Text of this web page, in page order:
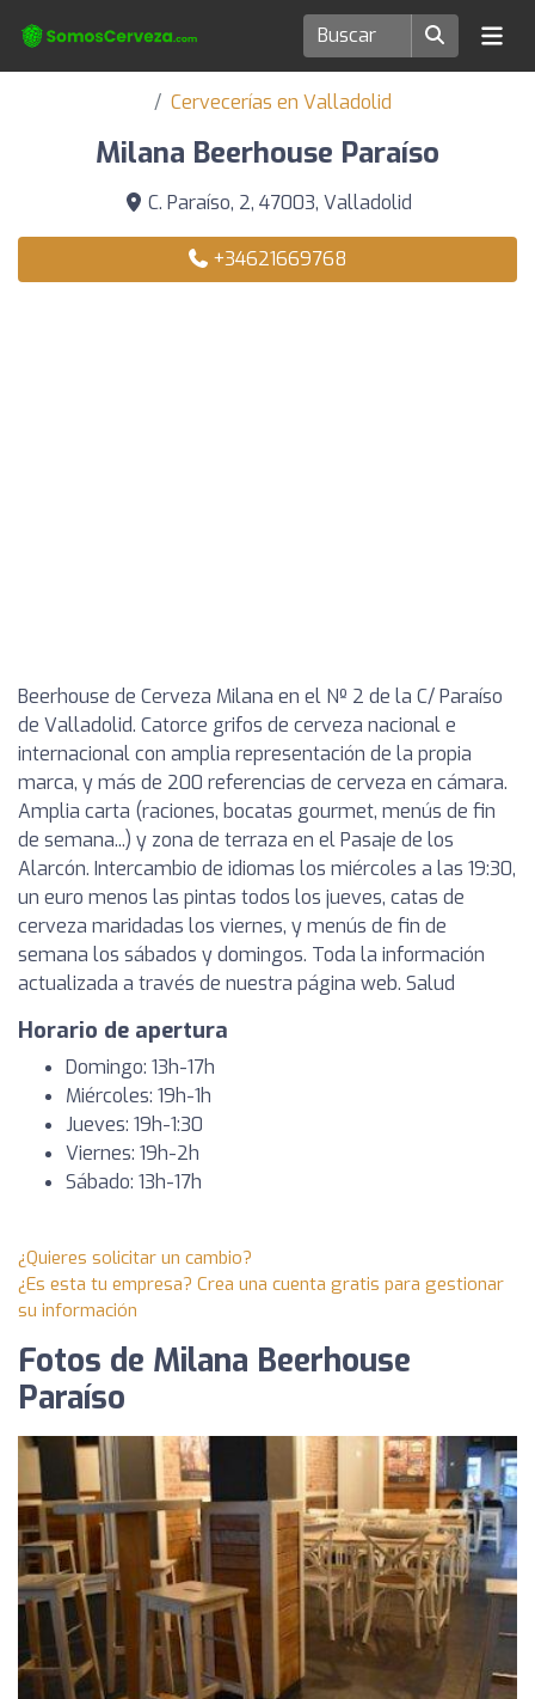
Cervecerías en Valladolid
Milana Beerhouse Paraíso
C. Paraíso, 2, 47003, Valladolid
+34621669768
Beerhouse de Cerveza Milana en el Nº 2 de la C/ Paraíso
de Valladolid. Catorce grifos de cerveza nacional e
internacional con amplia representación de la propia
marca, y más de 200 referencias de cerveza en cámara.
Amplia carta (raciones, bocatas gourmet, menús de fin
de semana...) y zona de terraza en el Pasaje de los
Alarcón. Intercambio de idiomas los miércoles a las 19:30,
un euro menos las pintas todos los jueves, catas de
cerveza maridadas los viernes, y menús de fin de
semana los sábados y domingos. Toda la información
actualizada a través de nuestra página web. Salud
Horario de apertura
Domingo: 13h-17h
Miércoles: 19h-1h
Jueves: 19h-1:30
Viernes: 19h-2h
Sábado: 13h-17h
¿Quieres solicitar un cambio?
¿Es esta tu empresa? Crea una cuenta gratis para gestionar
su información
Fotos de Milana Beerhouse
Paraíso